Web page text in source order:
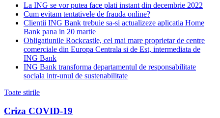
La ING se vor putea face plati instant din decembrie 2022
Cum evitam tentativele de frauda online?
Clientii ING Bank trebuie sa-si actualizeze aplicatia Home
Bank pana in 20 martie
Obligatiunile Rockcastle, cel mai mare proprietar de centre
comerciale din Europa Centrala si de Est, intermediata de
ING Bank
ING Bank transforma departamentul de responsabilitate
sociala intr-unul de sustenabilitate
Toate stirile
Criza COVID-19